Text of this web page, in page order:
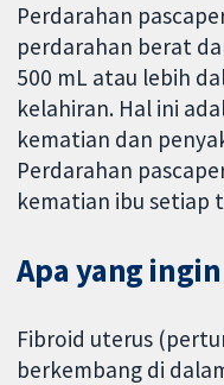
Perdarahan
perdarahan berat
500 mL atau lebih
kelahiran. Hal ini
kematian dan
Perdarahan
kematian ibu setiap
Apa yang
Fibroid uterus
berkembang di